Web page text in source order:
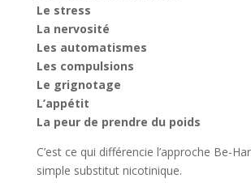
Le stress
La nervosité
Les automatismes
Les compulsions
Le grignotage
L’appétit
La peur de prendre du poids
C’est ce qui différencie l’approche Be-
simple substitut nicotinique.